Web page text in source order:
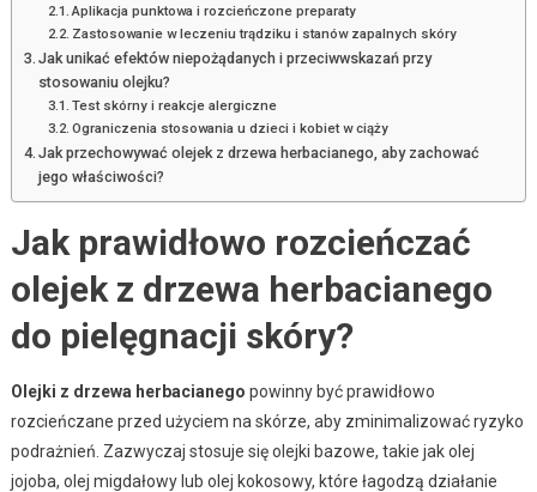
Aplikacja punktowa i rozcieńczone preparaty
Zastosowanie w leczeniu trądziku i stanów zapalnych skóry
Jak unikać efektów niepożądanych i przeciwwskazań przy
stosowaniu olejku?
Test skórny i reakcje alergiczne
Ograniczenia stosowania u dzieci i kobiet w ciąży
Jak przechowywać olejek z drzewa herbacianego, aby zachować
jego właściwości?
Jak prawidłowo rozcieńczać
olejek z drzewa herbacianego
do pielęgnacji skóry?
Olejki z drzewa herbacianego powinny być prawidłowo
rozcieńczane przed użyciem na skórze, aby zminimalizować ryzyko
podrażnień. Zazwyczaj stosuje się olejki bazowe, takie jak olej
jojoba, olej migdałowy lub olej kokosowy, które łagodzą działanie